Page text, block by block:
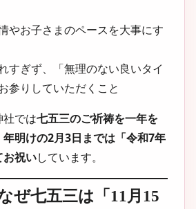
やお子さまのペースを大事にす
すぎず、「無理のない良いタイ
参りしていただくこと
では七五三のご祈祷を一年を
明けの2月3日までは「令和7年
お祝いしています。
ぜ七五三は「11月15